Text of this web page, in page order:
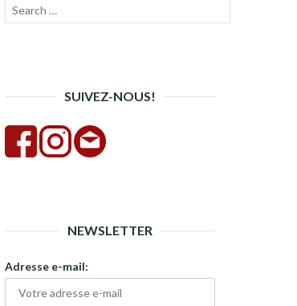
Recherche
SUIVEZ-NOUS!
NEWSLETTER
Adresse e-mail: